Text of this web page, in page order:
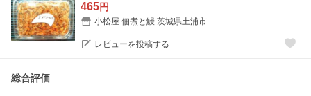
465円
小松屋 佃煮と鰻 茨城県土浦市
レビューを投稿する
総合評価